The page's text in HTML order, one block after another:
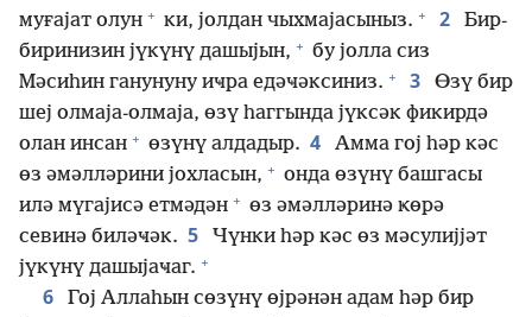
муғајат олун + ки, јолдан чыхмајасыныз. + 2
Бир-
биринизин јүкүнү дашыјын, + бу јолла сиз
Мәсиһин ганунуну иҹра едәҹәксиниз. + 3
Өзү бир
шеј олмаја-олмаја, өзү һаггында јүксәк фикирдә
олан инсан + өзүнү алдадыр. 4
Амма гој һәр кәс
өз әмәлләрини јохласын, + онда өзүнү башгасы
илә мүгајисә етмәдән + өз әмәлләринә ҝөрә
севинә биләҹәк. 5
Чүнки һәр кәс өз мәсулијјәт
јүкүнү дашыјаҹаг. +
6
Гој Аллаһын сөзүнү өјрәнән адам һәр бир